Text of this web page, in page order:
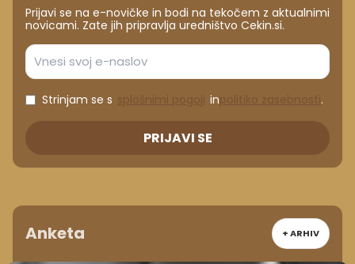
Prijavi se na e-novičke in bodi na tekočem z aktualnimi
novicami. Zate jih pripravlja uredništvo Cekin.si.
Strinjam se s in .
PRIJAVI SE
Anketa + ARHIV